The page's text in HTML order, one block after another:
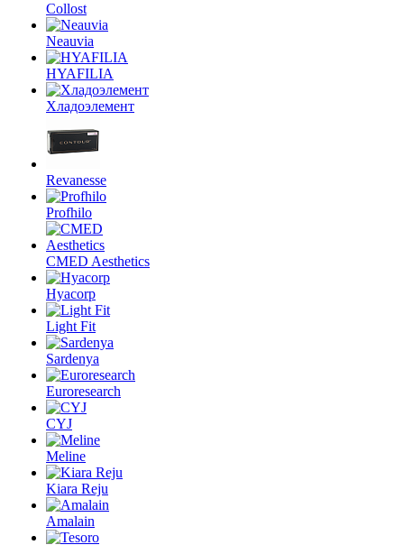
Collost
Neauvia
HYAFILIA
Хладоэлемент
Revanesse
Profhilo
CMED Aesthetics
Hyacorp
Light Fit
Sardenya
Euroresearch
CYJ
Meline
Kiara Reju
Amalain